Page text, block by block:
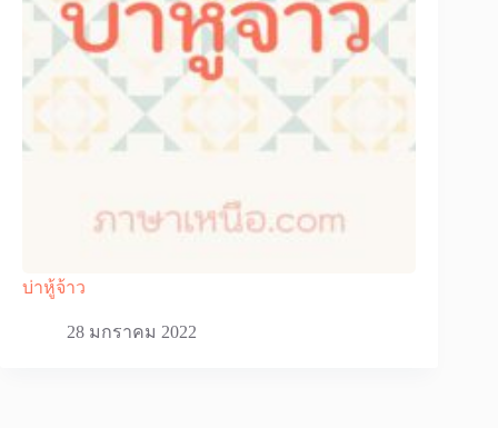
บ่าหู้จ้าว
28 มกราคม 2022